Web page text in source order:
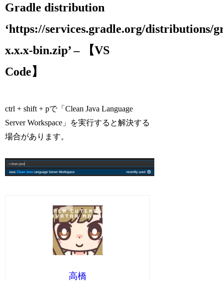
Gradle distribution
‘https://services.gradle.org/distributions/
x.x.x-bin.zip’ – 【VS
Code】
ctrl + shift + pで「Clean Java Language
Server Workspace」を実行すると解決する
場合があります。
高橋